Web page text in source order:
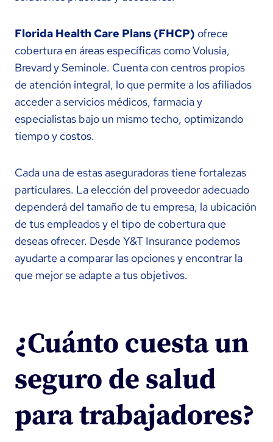
Florida Health Care Plans (FHCP) ofrece
cobertura en áreas específicas como Volusia,
Brevard y Seminole. Cuenta con centros propios
de atención integral, lo que permite a los afiliados
acceder a servicios médicos, farmacia y
especialistas bajo un mismo techo, optimizando
tiempo y costos.
Cada una de estas aseguradoras tiene fortalezas
particulares. La elección del proveedor adecuado
dependerá del tamaño de tu empresa, la ubicación
de tus empleados y el tipo de cobertura que
deseas ofrecer. Desde Y&T Insurance podemos
ayudarte a comparar las opciones y encontrar la
que mejor se adapte a tus objetivos.
¿Cuánto cuesta un
seguro de salud
para trabajadores?